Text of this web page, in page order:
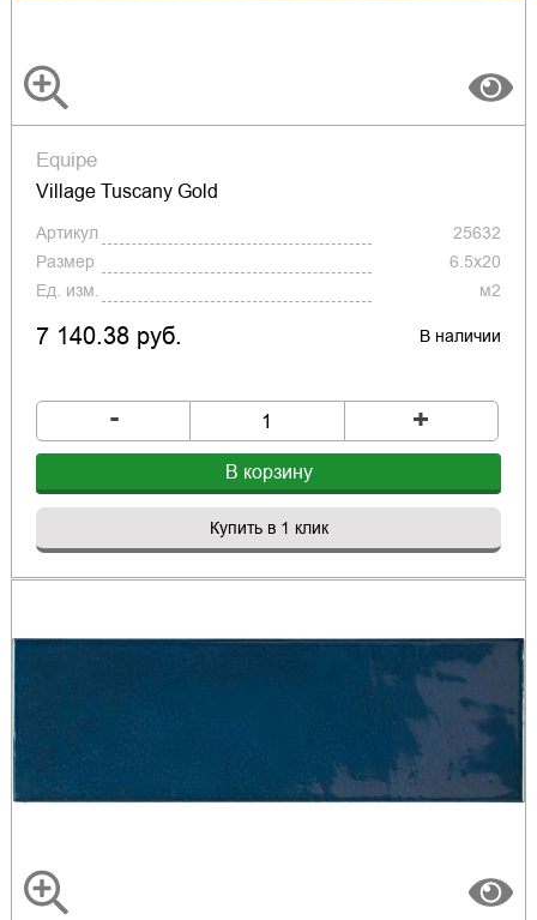
Equipe
Village Tuscany Gold
Артикул
25632
Размер
6.5x20
Ед. изм.
м2
7 140.38 руб. В наличии
- +
В корзину
Купить в 1 клик